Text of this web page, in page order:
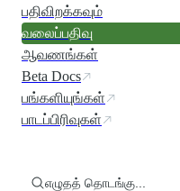
பதிவிறக்கவும்
வலைப்பதிவு
ஆவணங்கள்
Beta Docs
பங்களியுங்கள்
பாடப்பிரிவுகள்
எழுதத் தொடங்கு...